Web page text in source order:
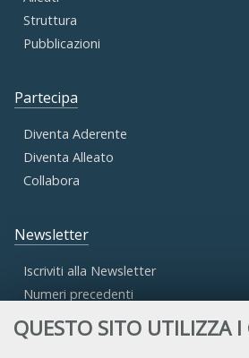
QUESTO SITO UTILIZZA I
Struttura
Pubblicazioni
Partecipa
Diventa Aderente
Diventa Alleato
Collabora
Newsletter
Iscriviti alla Newsletter
Numeri precedenti